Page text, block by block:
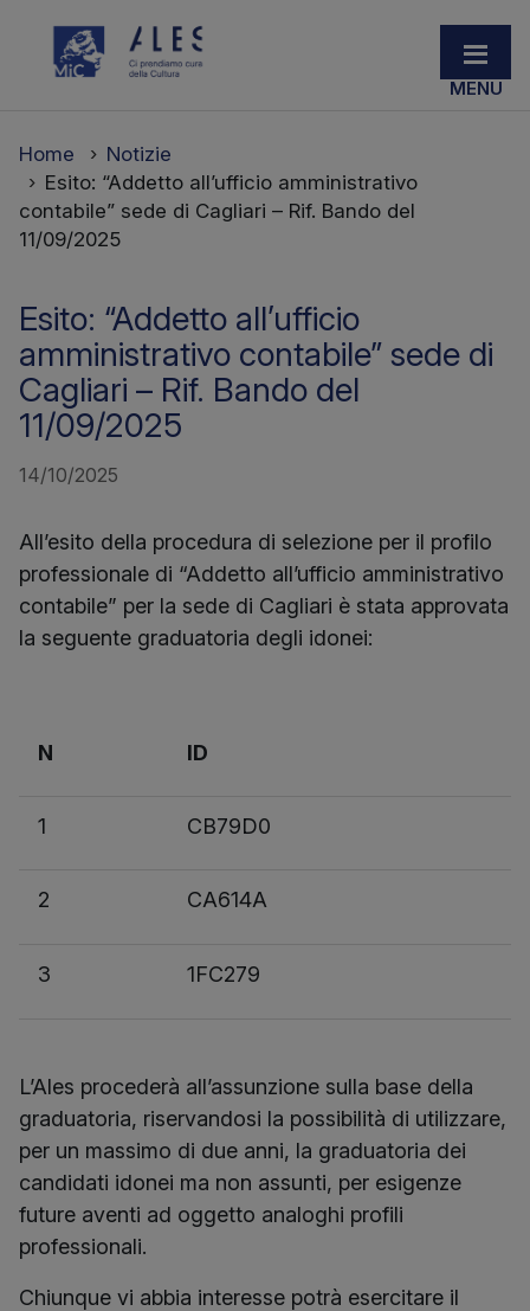
Home
Notizie
Esito: “Addetto all’ufficio amministrativo
contabile” sede di Cagliari – Rif. Bando del
11/09/2025
Esito: “Addetto all’ufficio
amministrativo contabile” sede di
Cagliari – Rif. Bando del
11/09/2025
14/10/2025
All’esito della procedura di selezione per il profilo
professionale di “Addetto all’ufficio amministrativo
contabile” per la sede di Cagliari è stata approvata
la seguente graduatoria degli idonei:
N ID
1 CB79D0
2 CA614A
3 1FC279
L’Ales procederà all’assunzione sulla base della
graduatoria, riservandosi la possibilità di utilizzare,
per un massimo di due anni, la graduatoria dei
candidati idonei ma non assunti, per esigenze
future aventi ad oggetto analoghi profili
professionali.
Chiunque vi abbia interesse potrà esercitare il